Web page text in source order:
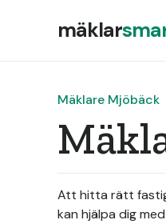
mäklar
Mäklare Mjöbäck
Att hitta rätt
kan hjälpa dig